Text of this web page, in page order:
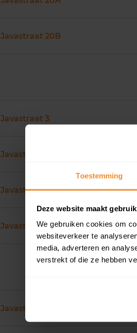
Toestemming
Deze website maakt
We gebruiken cookies om
websiteverkeer te
media, adverteren en
verstrekt of die ze hebben
Javastraat 20B
Javastraat 3
Javastraat 30
Javastraat 31
Javastraat 32
Javastraat 4